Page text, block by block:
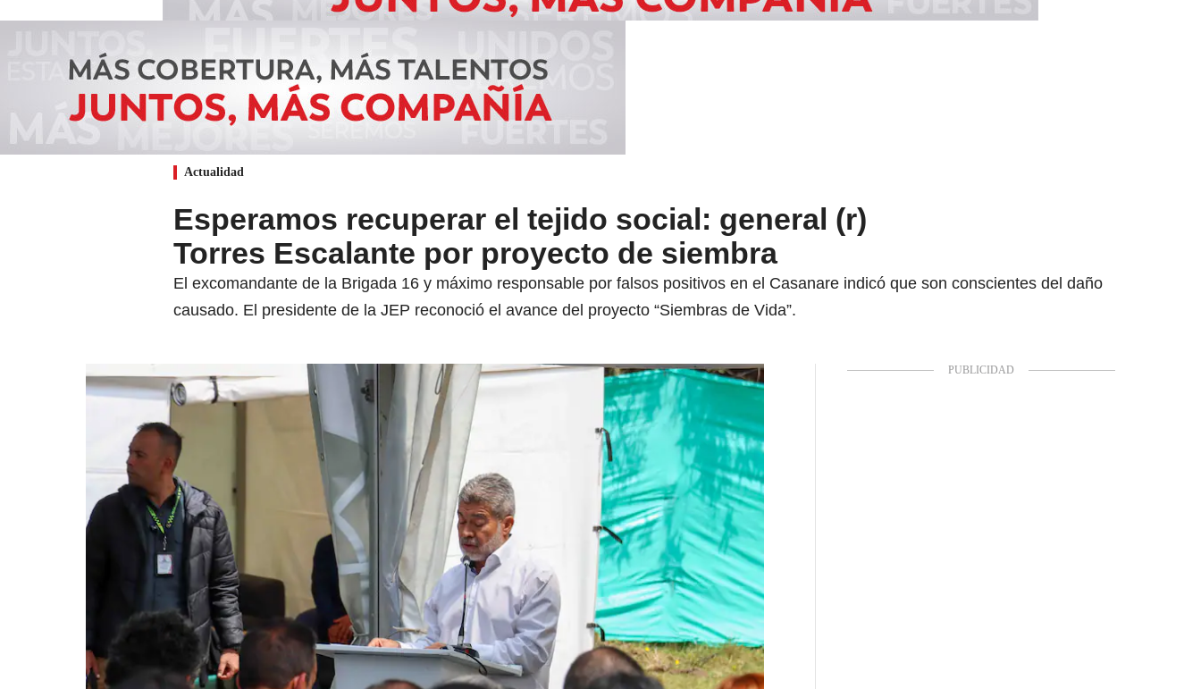
Actualidad
Esperamos recuperar el tejido social: general (r)
Torres Escalante por proyecto de siembra
El excomandante de la Brigada 16 y máximo responsable por falsos positivos en el Casanare indicó que son conscientes del daño
causado. El presidente de la JEP reconoció el avance del proyecto “Siembras de Vida”.